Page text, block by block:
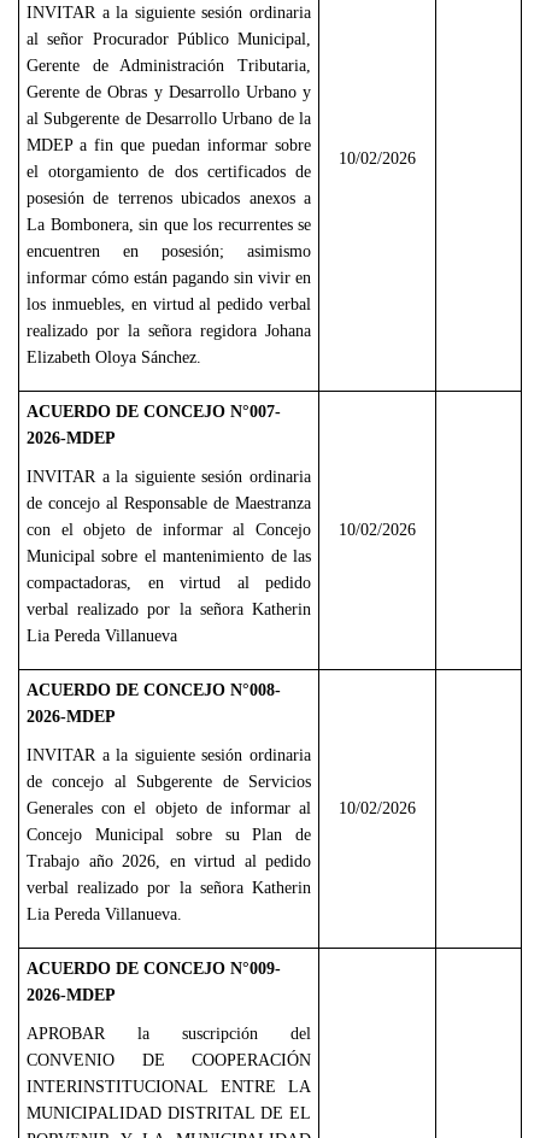
INVITAR a la siguiente sesión ordinaria
al señor Procurador Público Municipal,
Gerente de Administración Tributaria,
Gerente de Obras y Desarrollo Urbano y
al Subgerente de Desarrollo Urbano de la
MDEP a fin que puedan informar sobre
el otorgamiento de dos certificados de
posesión de terrenos ubicados anexos a
La Bombonera, sin que los recurrentes se
encuentren en posesión; asimismo
informar cómo están pagando sin vivir en
los inmuebles, en virtud al pedido verbal
realizado por la señora regidora Johana
Elizabeth Oloya Sánchez.
10/02/2026
ACUERDO DE CONCEJO N°007-
2026-MDEP
INVITAR a la siguiente sesión ordinaria
de concejo al Responsable de Maestranza
con el objeto de informar al Concejo
Municipal sobre el mantenimiento de las
compactadoras, en virtud al pedido
verbal realizado por la señora Katherin
Lia Pereda Villanueva
10/02/2026
ACUERDO DE CONCEJO N°008-
2026-MDEP
INVITAR a la siguiente sesión ordinaria
de concejo al Subgerente de Servicios
Generales con el objeto de informar al
Concejo Municipal sobre su Plan de
Trabajo año 2026, en virtud al pedido
verbal realizado por la señora Katherin
Lia Pereda Villanueva.
10/02/2026
ACUERDO DE CONCEJO N°009-
2026-MDEP
APROBAR la suscripción del
CONVENIO DE COOPERACIÓN
INTERINSTITUCIONAL ENTRE LA
MUNICIPALIDAD DISTRITAL DE EL